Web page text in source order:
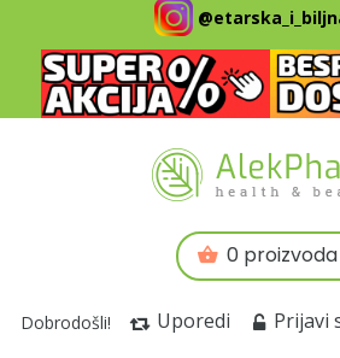
0 proizvoda
Dobrodošli! Uporedi Prijavi